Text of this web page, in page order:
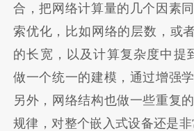
合，把网络计算量的几个因素
索优化，比如网络的层数，或
的长宽，以及计算复杂度中提
做一个统一的建模，通过增强
另外，网络结构也做一些重复
规律，对整个嵌入式设备还是非